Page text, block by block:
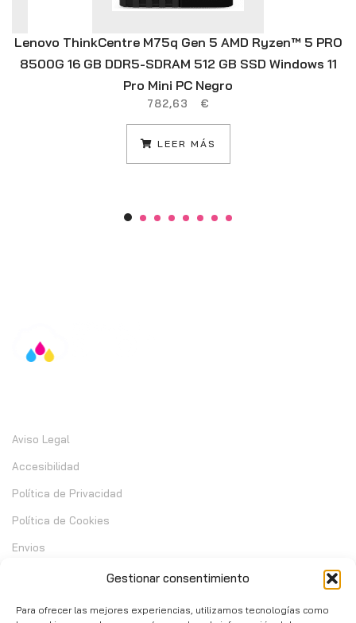
Gestionar consentimiento
Para ofrecer las mejores experiencias, utilizamos tecnologías como
Lenovo ThinkCentre M75q Gen 5 AMD Ryzen™ 5 PRO
8500G 16 GB DDR5-SDRAM 512 GB SSD Windows 11
Pro Mini PC Negro
782,63 €
LEER MÁS
Aviso Legal
Accesibilidad
Política de Privacidad
Política de Cookies
Envios